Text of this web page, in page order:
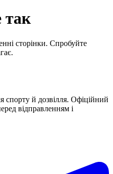
так
сторінки. Спробуйте
спорту й дозвілля. Офіційний
відправленням і